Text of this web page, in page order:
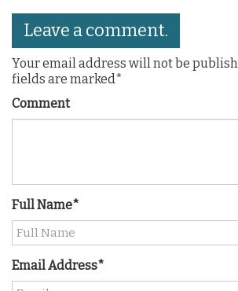
Leave a comment.
Your email address will not be
fields are marked*
Comment
Full Name*
Email Address*